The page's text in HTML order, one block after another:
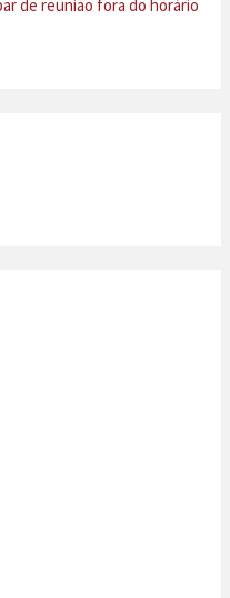
de reunião fora do horário